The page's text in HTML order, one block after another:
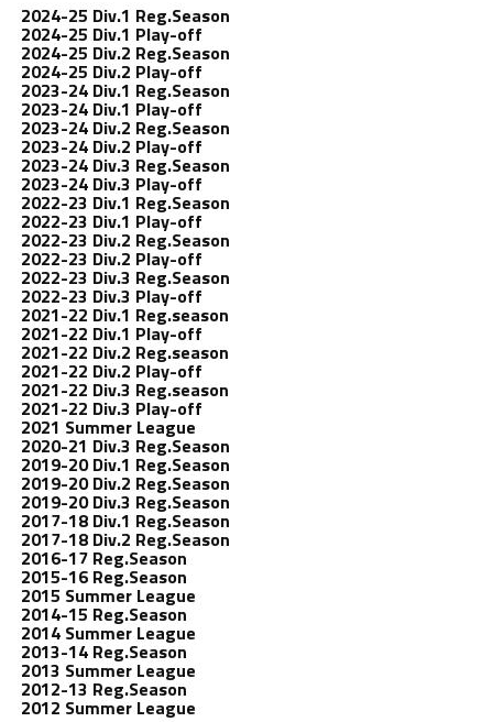
2024-25 Div.1 Reg.Season
2024-25 Div.1 Play-off
2024-25 Div.2 Reg.Season
2024-25 Div.2 Play-off
2023-24 Div.1 Reg.Season
2023-24 Div.1 Play-off
2023-24 Div.2 Reg.Season
2023-24 Div.2 Play-off
2023-24 Div.3 Reg.Season
2023-24 Div.3 Play-off
2022-23 Div.1 Reg.Season
2022-23 Div.1 Play-off
2022-23 Div.2 Reg.Season
2022-23 Div.2 Play-off
2022-23 Div.3 Reg.Season
2022-23 Div.3 Play-off
2021-22 Div.1 Reg.season
2021-22 Div.1 Play-off
2021-22 Div.2 Reg.season
2021-22 Div.2 Play-off
2021-22 Div.3 Reg.season
2021-22 Div.3 Play-off
2021 Summer League
2020-21 Div.3 Reg.Season
2019-20 Div.1 Reg.Season
2019-20 Div.2 Reg.Season
2019-20 Div.3 Reg.Season
2017-18 Div.1 Reg.Season
2017-18 Div.2 Reg.Season
2016-17 Reg.Season
2015-16 Reg.Season
2015 Summer League
2014-15 Reg.Season
2014 Summer League
2013-14 Reg.Season
2013 Summer League
2012-13 Reg.Season
2012 Summer League